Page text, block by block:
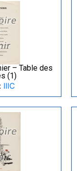
– Table des
(1)
IIIC